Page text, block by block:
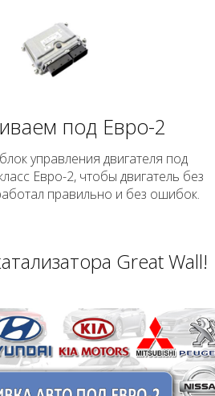
под Евро-2
управления двигателя под
Евро-2, чтобы двигатель без
правильно и без ошибок.
Great Wall!